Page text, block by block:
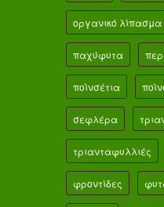
οργανικό λίπασμα
παχύφυτα
ποϊνσέτια
σεφλέρα
τριανταφυλλιές
φροντίδες